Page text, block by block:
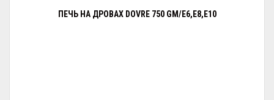
ПЕЧЬ НА ДРОВАХ DOVRE 750 GM/E6,E8,E10